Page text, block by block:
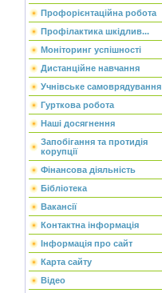
Профорієнтаційна робота
Профілактика шкідлив...
Моніторинг успішності
Дистанційне навчання
Учнівське самоврядування
Гурткова робота
Наші досягнення
Запобігання та протидія
корупції
Фінансова діяльність
Бібліотека
Вакансії
Контактна інформація
Інформація про сайт
Карта сайту
Відео